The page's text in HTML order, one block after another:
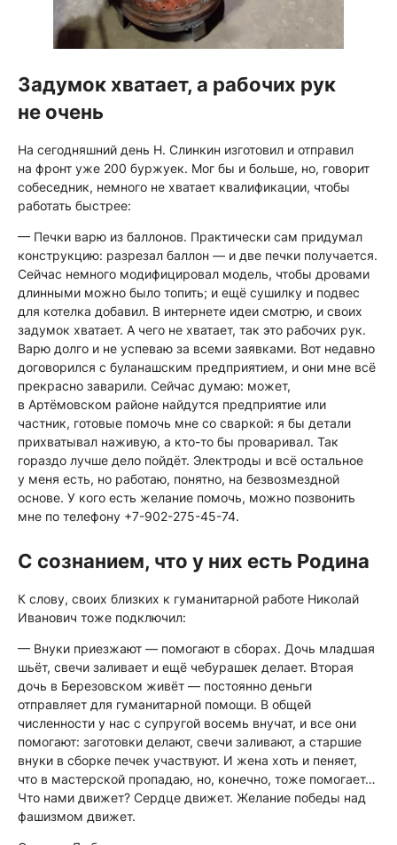
Задумок хватает, а рабочих рук
не очень
На сегодняшний день Н. Слинкин изготовил и отправил
на фронт уже 200 буржуек. Мог бы и больше, но, говорит
собеседник, немного не хватает квалификации, чтобы
работать быстрее:
— Печки варю из баллонов. Практически сам придумал
конструкцию: разрезал баллон — и две печки получается.
Сейчас немного модифицировал модель, чтобы дровами
длинными можно было топить; и ещё сушилку и подвес
для котелка добавил. В интернете идеи смотрю, и своих
задумок хватает. А чего не хватает, так это рабочих рук.
Варю долго и не успеваю за всеми заявками. Вот недавно
договорился с буланашским предприятием, и они мне всё
прекрасно заварили. Сейчас думаю: может,
в Артёмовском районе найдутся предприятие или
частник, готовые помочь мне со сваркой: я бы детали
прихватывал наживую, а кто-то бы проваривал. Так
гораздо лучше дело пойдёт. Электроды и всё остальное
у меня есть, но работаю, понятно, на безвозмездной
основе. У кого есть желание помочь, можно позвонить
мне по телефону +7-902-275-45-74.
С сознанием, что у них есть Родина
К слову, своих близких к гуманитарной работе Николай
Иванович тоже подключил:
— Внуки приезжают — помогают в сборах. Дочь младшая
шьёт, свечи заливает и ещё чебурашек делает. Вторая
дочь в Березовском живёт — постоянно деньги
отправляет для гуманитарной помощи. В общей
численности у нас с супругой восемь внучат, и все они
помогают: заготовки делают, свечи заливают, а старшие
внуки в сборке печек участвуют. И жена хоть и пеняет,
что в мастерской пропадаю, но, конечно, тоже помогает…
Что нами движет? Сердце движет. Желание победы над
фашизмом движет.